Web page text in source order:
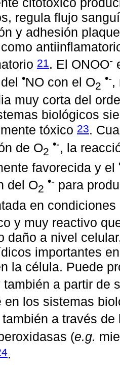
regula flujo
y adhesión
21 . El ONOO-
•NO con el O2
•-,
muy corta del
biológicos
tóxico 23.
de O2
•-, la
favorecida y el
del O2
•- para
en
y muy reactivo
daño a nivel
importantes
la célula. Puede
también a partir de
en los sistemas
a través
(e.g.
.